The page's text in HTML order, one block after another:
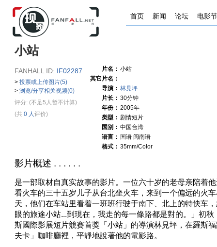
首页 新闻 论坛 电影节
小站
FANHALL ID: IF02287
> 投票或上传图片(5)
> 浏览/分享相关视频(0)
评分: (不足5人暂不计算)
(共 0 人评价)
片名： 小站
其它片名：
导演： 林見坪
片长： 30分钟
年份： 2005年
类型： 剧情短片
国别： 中国台湾
语言： 国语 闽南语
格式： 35mm/Color
影片概述 . . . . . .
是一部取材自真实故事的影片。一位六十岁的老母亲陪着
看火车的三十五岁儿子从台北坐火车，来到一个偏远的火
天，他们在车站里看着一班班行驶于南下、北上的特快车
眼的旅途小站...到現在，我走的每一條路都是對的。」初
斯國際影展短片競賽首獎「小站」的導演林見坪，在羅斯
夫卡」咖啡廳裡，平靜地說著他的電影路。